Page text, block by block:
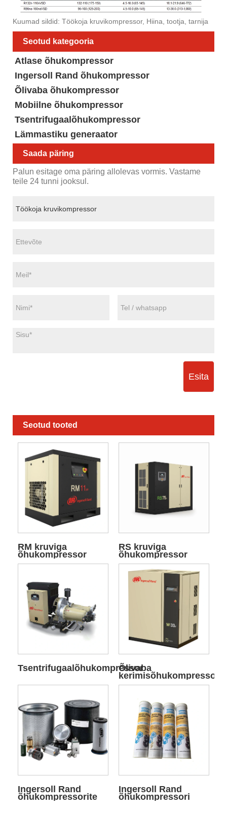
Kuumad sildid: Töökoja kruvikompressor, Hiina, tootja, tarnija
Seotud kategooria
Atlase õhukompressor
Ingersoll Rand õhukompressor
Õlivaba õhukompressor
Mobiilne õhukompressor
Tsentrifugaalõhukompressor
Lämmastiku generaator
Saada päring
Palun esitage oma päring allolevas vormis. Vastame
teile 24 tunni jooksul.
Esita
Seotud tooted
RM kruviga
õhukompressor
RS kruviga
õhukompressor
Tsentrifugaalõhukompressor
Õlivaba
kerimisõhukompressor
Ingersoll Rand
õhukompressorite
hoolduspaketid
Ingersoll Rand
õhukompressori